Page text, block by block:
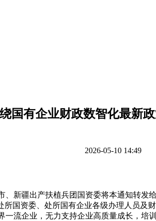
国有企业财政数智化最新
2026-05-10 14:49
疆出产扶植兵团国资委将本通知转发
国资委、处所国有企业各级办理人员
流企业，无力支持企业高质量成长，